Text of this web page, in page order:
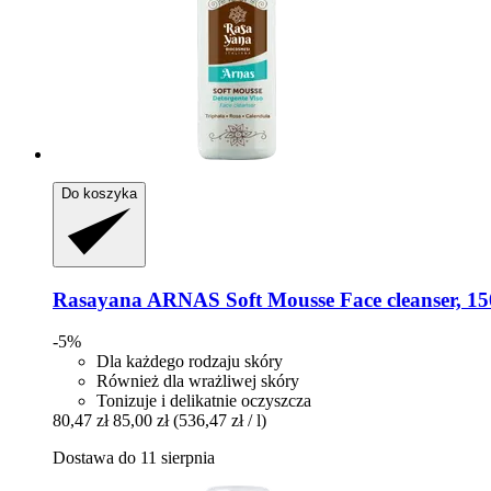
Do koszyka
Rasayana ARNAS Soft Mousse Face cleanser,
-5%
Dla każdego rodzaju skóry
Również dla wrażliwej skóry
Tonizuje i delikatnie oczyszcza
80,47 zł 85,00 zł (536,47 zł / l)
Dostawa do 11 sierpnia